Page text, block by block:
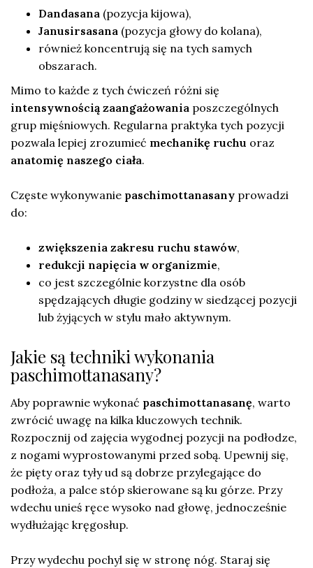
Dandasana (pozycja kijowa),
Janusirsasana (pozycja głowy do kolana),
również koncentrują się na tych samych
obszarach.
Mimo to każde z tych ćwiczeń różni się
intensywnością zaangażowania poszczególnych
grup mięśniowych. Regularna praktyka tych pozycji
pozwala lepiej zrozumieć mechanikę ruchu oraz
anatomię naszego ciała.
Częste wykonywanie paschimottanasany prowadzi
do:
zwiększenia zakresu ruchu stawów,
redukcji napięcia w organizmie,
co jest szczególnie korzystne dla osób
spędzających długie godziny w siedzącej pozycji
lub żyjących w stylu mało aktywnym.
Jakie są techniki wykonania
paschimottanasany?
Aby poprawnie wykonać paschimottanasanę, warto
zwrócić uwagę na kilka kluczowych technik.
Rozpocznij od zajęcia wygodnej pozycji na podłodze,
z nogami wyprostowanymi przed sobą. Upewnij się,
że pięty oraz tyły ud są dobrze przylegające do
podłoża, a palce stóp skierowane są ku górze. Przy
wdechu unieś ręce wysoko nad głowę, jednocześnie
wydłużając kręgosłup.
Przy wydechu pochyl się w stronę nóg. Staraj się